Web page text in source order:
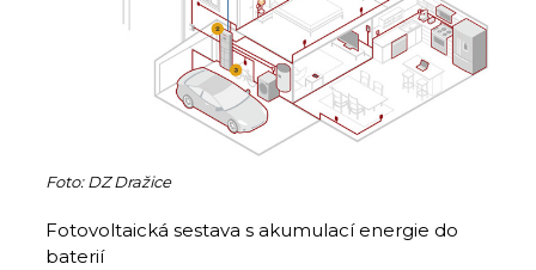
Foto: DZ Dražice
Fotovoltaická sestava s akumulací energie do
baterií